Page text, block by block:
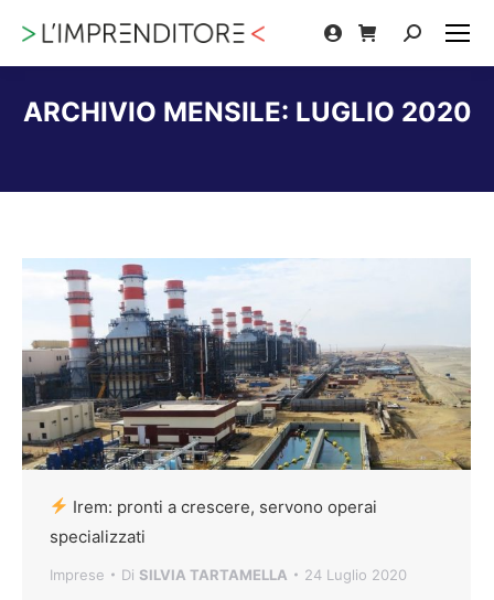
Cerca:
ARCHIVIO MENSILE: LUGLIO 2020
Irem: pronti a crescere, servono operai
specializzati
Imprese Di SILVIA TARTAMELLA 24 Luglio 2020